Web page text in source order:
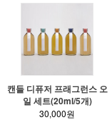
캔들 디퓨저 프래그런스 오
일 세트(20ml/5개)
30,000원